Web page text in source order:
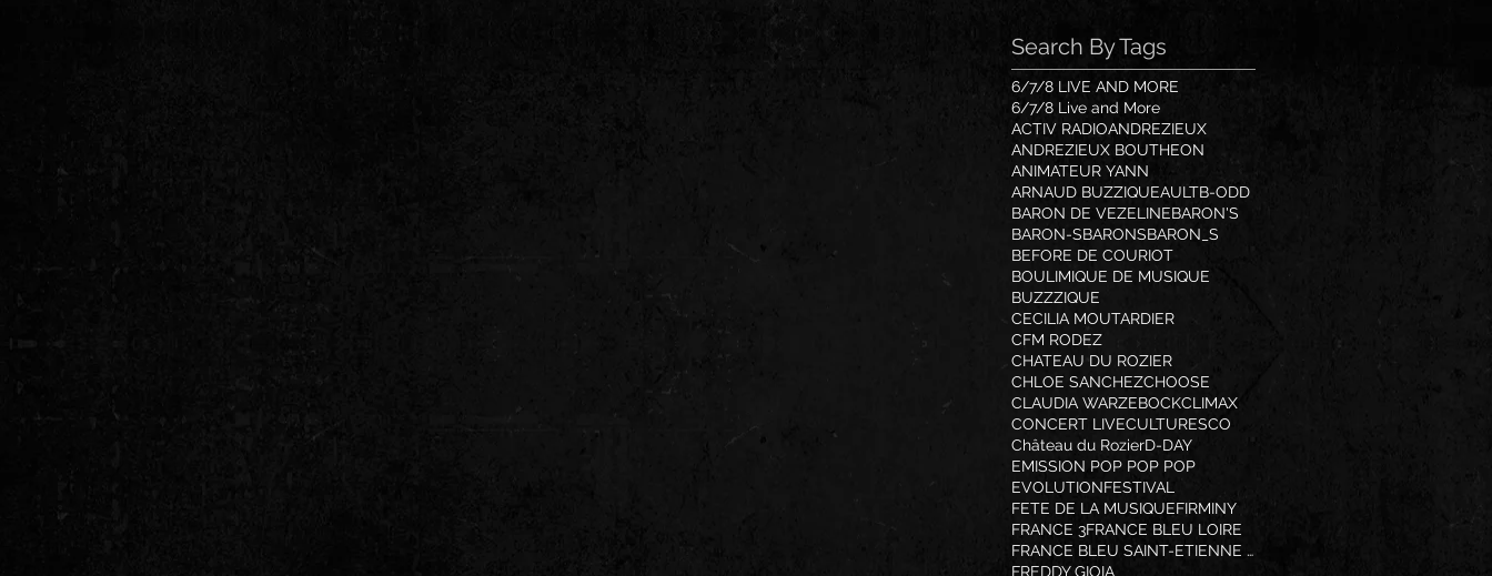
Search By Tags
6/7/8 LIVE AND MORE
6/7/8 Live and More
ACTIV RADIOANDREZIEUX
ANDREZIEUX BOUTHEON
ANIMATEUR YANN
ARNAUD BUZZIQUEAULTB-ODD
BARON DE VEZELINEBARON'S
BARON-SBARONSBARON_S
BEFORE DE COURIOT
BOULIMIQUE DE MUSIQUE
BUZZZIQUE
CECILIA MOUTARDIER
CFM RODEZ
CHATEAU DU ROZIER
CHLOE SANCHEZCHOOSE
CLAUDIA WARZEBOCKCLIMAX
CONCERT LIVECULTURESCO
Château du RozierD-DAY
EMISSION POP POP POP
EVOLUTIONFESTIVAL
FETE DE LA MUSIQUEFIRMINY
FRANCE 3FRANCE BLEU LOIRE
FRANCE BLEU SAINT-ETIENNE LOIRE
FREDDY GIOIA